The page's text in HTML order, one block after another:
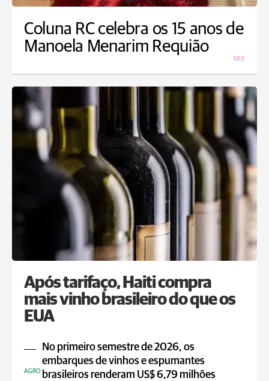
Coluna RC celebra os 15 anos de
Manoela Menarim Requião
MIX
Após tarifaço, Haiti compra
mais vinho brasileiro do que os
EUA
No primeiro semestre de 2026, os
embarques de vinhos e espumantes
brasileiros renderam US$ 6,79 milhões
AGRO